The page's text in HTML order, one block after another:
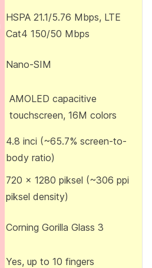
HSPA 21.1/5.76 Mbps, LTE
Cat4 150/50 Mbps
Nano-SIM
AMOLED capacitive
touchscreen, 16M colors
4.8 inci (~65.7% screen-to-
body ratio)
720 x 1280 piksel (~306 ppi
piksel density)
Corning Gorilla Glass 3
Yes, up to 10 fingers